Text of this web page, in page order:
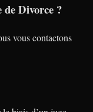
Divorce ?
vous contactons